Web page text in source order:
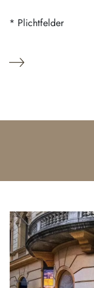
* Plichtfelder